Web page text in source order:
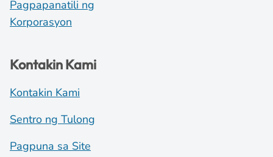
Pagpapanatili ng
Korporasyon
Kontakin Kami
Kontakin Kami
Sentro ng Tulong
Pagpuna sa Site